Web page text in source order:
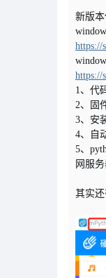
新版本
https://
https://
1、代
2、固
3、安
4、自
5、
网服务
其实还